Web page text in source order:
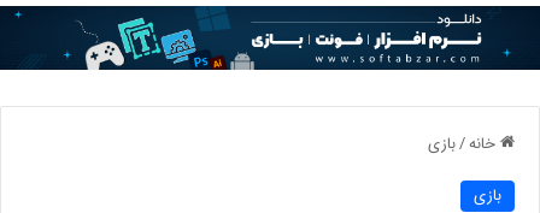
خانه/بازی
بازی